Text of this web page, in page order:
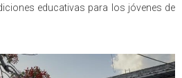
educativas para los jóvenes de